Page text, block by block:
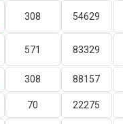
308 54629
571 83329
308 88157
70 22275